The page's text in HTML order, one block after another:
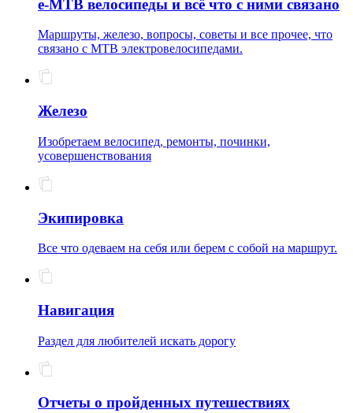
e-MTB велосипеды и всё что с ними связано
Маршруты, железо, вопросы, советы и все прочее, что
связано с MTB электровелосипедами.
Железо
Изобретаем велосипед, ремонты, починки,
усовершенствования
Экипировка
Все что одеваем на себя или берем с собой на маршрут.
Навигация
Раздел для любителей искать дорогу
Отчеты о пройденных путешествиях